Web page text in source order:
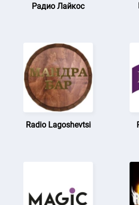
Радио Лайкос
Radio Lagoshevtsi